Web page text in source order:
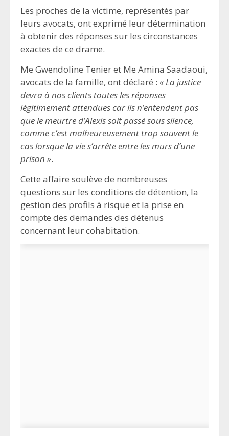
Les proches de la victime, représentés par
leurs avocats, ont exprimé leur détermination
à obtenir des réponses sur les circonstances
exactes de ce drame.
Me Gwendoline Tenier et Me Amina Saadaoui,
avocats de la famille, ont déclaré : « La justice
devra à nos clients toutes les réponses
légitimement attendues car ils n’entendent pas
que le meurtre d’Alexis soit passé sous silence,
comme c’est malheureusement trop souvent le
cas lorsque la vie s’arrête entre les murs d’une
prison ».
Cette affaire soulève de nombreuses
questions sur les conditions de détention, la
gestion des profils à risque et la prise en
compte des demandes des détenus
concernant leur cohabitation.